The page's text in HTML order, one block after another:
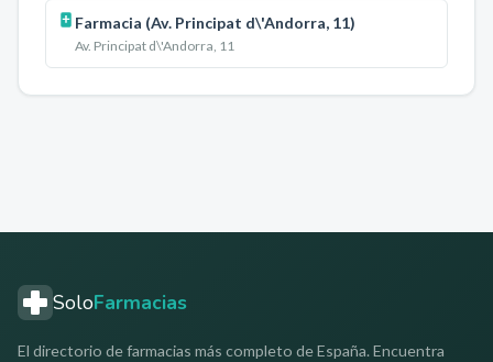
Farmacia (Av. Principat d\'Andorra, 11)
Av. Principat d\'Andorra, 11
SoloFarmacias
El directorio de farmacias más completo de España. Encuentra